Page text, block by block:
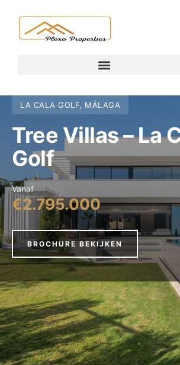
LA CALA GOLF, MÁLAGA
Tree Villas – La
Golf
Vanaf
€2.795.000
BROCHURE BEKIJKEN